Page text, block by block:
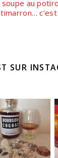
soupe au
SUR